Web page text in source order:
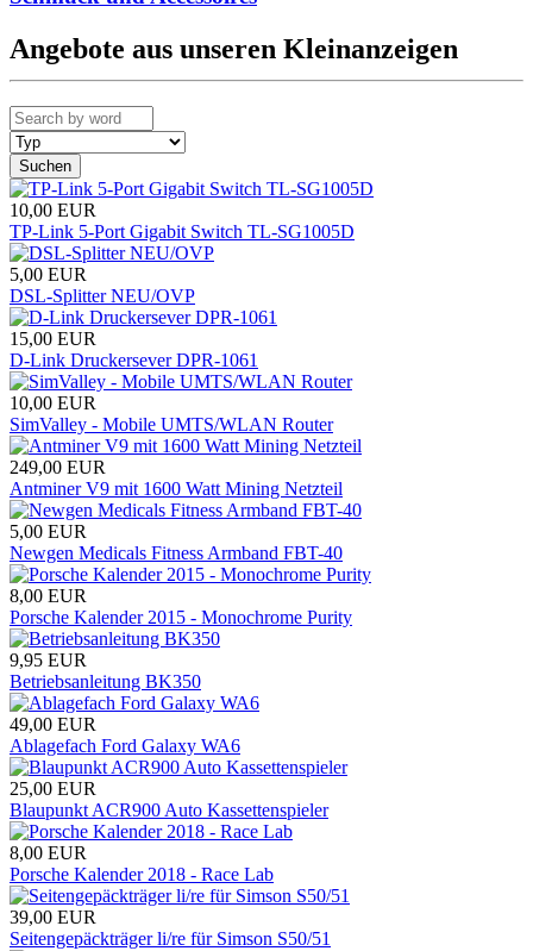
Angebote aus unseren Kleinanzeigen
Suchen
10,00 EUR
TP-Link 5-Port Gigabit Switch TL-SG1005D
5,00 EUR
DSL-Splitter NEU/OVP
15,00 EUR
D-Link Druckersever DPR-1061
10,00 EUR
SimValley - Mobile UMTS/WLAN Router
249,00 EUR
Antminer V9 mit 1600 Watt Mining Netzteil
5,00 EUR
Newgen Medicals Fitness Armband FBT-40
8,00 EUR
Porsche Kalender 2015 - Monochrome Purity
9,95 EUR
Betriebsanleitung BK350
49,00 EUR
Ablagefach Ford Galaxy WA6
25,00 EUR
Blaupunkt ACR900 Auto Kassettenspieler
8,00 EUR
Porsche Kalender 2018 - Race Lab
39,00 EUR
Seitengepäckträger li/re für Simson S50/51